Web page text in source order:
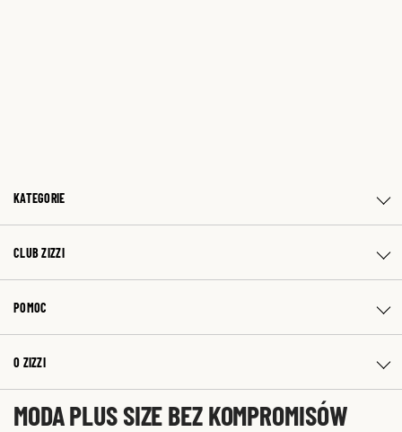
KATEGORIE
CLUB ZIZZI
POMOC
O ZIZZI
MODA PLUS SIZE BEZ KOMPROMISÓW